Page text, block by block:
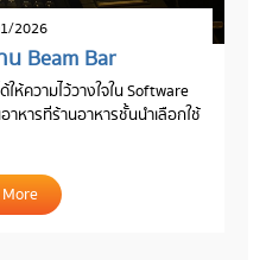
2026
Beam Bar
ความไว้วางใจใน Software
าหารที่ร้านอาหารชั้นนำเลือกใช้